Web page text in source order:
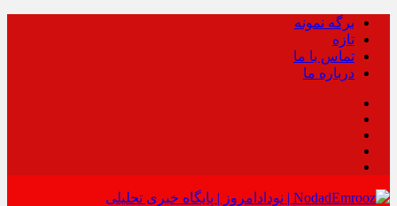
برگه نمونه
تازه
تماس با ما
درباره ما